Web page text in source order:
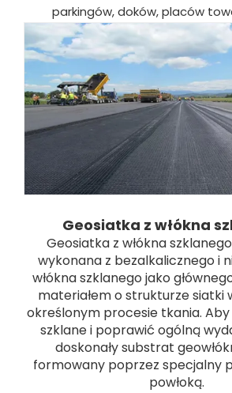
parkingów, doków, placów
Geosiatka z włókna
Geosiatka z włókna
wykonana z bezalkalicznego i
włókna szklanego jako
materiałem o strukturze siatki
określonym procesie tkania. Aby
szklane i poprawić ogólną
doskonały substrat
formowany poprzez specjalny
powłoką.